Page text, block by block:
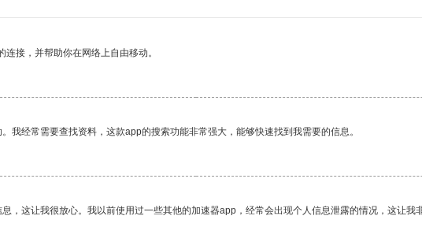
接，并帮助你在网络上自由移动。
我经常需要查找资料，这款app的搜索功能非常强大，能够快速找到我需要的信息。
，这让我很放心。我以前使用过一些其他的加速器app，经常会出现个人信息泄露的情况，这让我